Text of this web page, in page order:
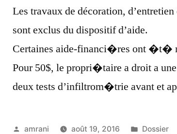
Les travaux de décoration,
sont exclus du dispositif d’aide.
Certaines aide-financi�res ont �t�
Pour 50$, le propri�taire a droit a
deux tests d’infiltrom�trie avant et
Publié
amrani août 19, 2016
Publié
Dossier